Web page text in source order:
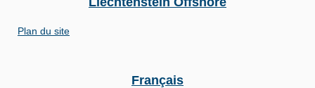
Plan du site
Français